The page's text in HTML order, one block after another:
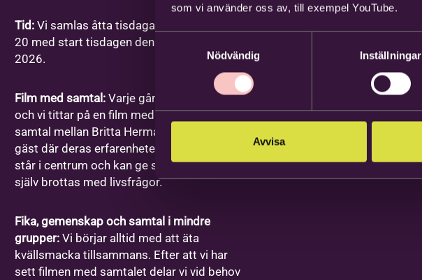
som vi använder oss av, till exempel YouTube.
Nödvändig
Inställningar
Avvisa
Tid: Vi samlas åtta tisdagar mellan kl. 18-
20 med start tisdagen den 1 september
2026.
Film med samtal: Varje gång har ett ämne
och vi tittar på en film med ett förinspelat
samtal mellan Britta Hermansson och en
gäst där deras erfarenheter och berättelser
står i centrum och kan ge stöd åt den som
själv brottas med livsfrågor.
Fika, gemenskap och samtal i mindre
grupper: Vi börjar alltid med att äta
kvällsmacka tillsammans. Efter att vi har
sett filmen med samtalet delar vi vid behov